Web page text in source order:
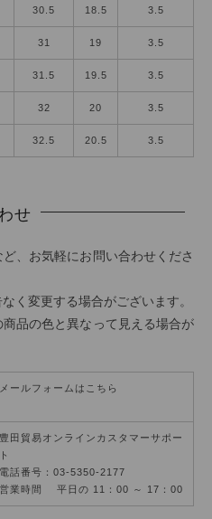
30.5 18.5 3.5
31 19 3.5
31.5 19.5 3.5
32 20 3.5
32.5 20.5 3.5
せ
、お気軽にお問い合わせくださ
く変更する場合がございます。
品の色と異なって見える場合が
メールフォームはこちら
豊田貿易オンラインカスタマーサポー
ト
電話番号：03-5350-2177
営業時間 平日の 11：00 ～ 17：00